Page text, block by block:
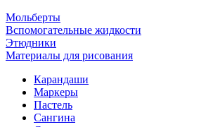
Мольберты
Вспомогательные жидкости
Этюдники
Материалы для рисования
Карандаши
Маркеры
Пастель
Сангина